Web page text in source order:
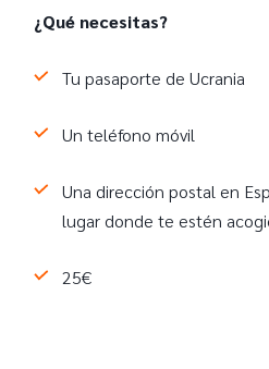
¿Qué necesitas?
Tu pasaporte de Ucrania
Un teléfono móvil
Una dirección postal en
lugar donde te estén
25€